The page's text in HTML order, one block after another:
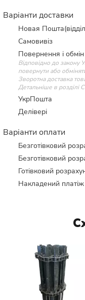
Варіанти доставки
Новая
Самовивіз
Повернення і обмін
Відповідно до закону
повернути або
Зворотна доставка
Детальніше в розділі
УкрПошта
Делівері
Варіанти оплати
Безготівковий
Безготівковий
Готівковий
Накладений платіж